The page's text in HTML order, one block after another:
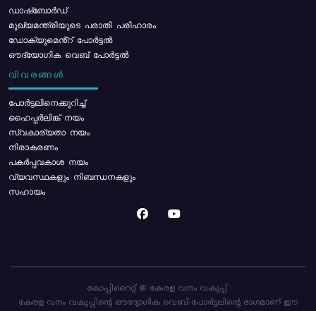
ഡാഷ്ബോർഡ്
മുഖ്യമന്ത്രിയുടെ പരാതി പരിഹാരം
ഡോക്യുമെൻ്റ് പോർട്ടൽ
ഔദ്യോഗിക വെബ് പോർട്ടൽ
വിവരങ്ങൾ
പോര്‍ട്ടലിനെക്കുറിച്ച്
ഹൈപ്പർലിങ്ക് നയം
സ്വകാര്യതാ നയം
നിരാകരണം
പകർപ്പവകാശ നയം
വ്യവസ്ഥകളും നിബന്ധനകളും
സഹായം
കോപ്പിറൈറ്റ് @ കേരള വനം വകുപ്പ്.
കേരള വനം വകുപ്പിന്റെ ഔദ്യോഗിക വെബ്-പോർട്ടലിന്റെ ഭാഗമാണ് ഈ